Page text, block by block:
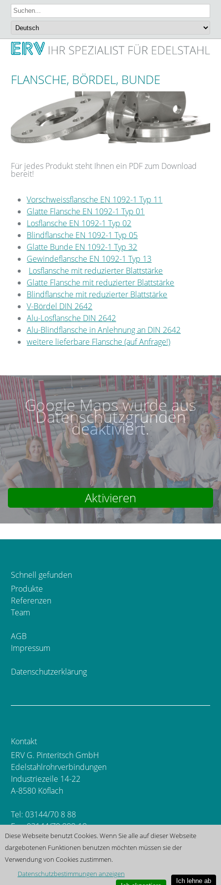
FLANSCHE, BÖRDEL, BUNDE
Für jedes Produkt steht Ihnen ein PDF zum Download
bereit!
Vorschweissflansche EN 1092-1 Typ 11
Glatte Flansche EN 1092-1 Typ 01
Losflansche EN 1092-1 Typ 02
Blindflansche EN 1092-1 Typ 05
Glatte Bunde EN 1092-1 Typ 32
Gewindeflansche EN 1092-1 Typ 13
Losflansche mit reduzierter Blattstärke
Glatte Flansche mit reduzierter Blattstärke
Blindflansche mit reduzierter Blattstärke
V-Bördel DIN 2642
Alu-Losflansche DIN 2642
Alu-Blindflansche in Anlehnung an DIN 2642
weitere lieferbare Flansche (auf Anfrage!)
Google Maps wurde aus
Datenschutzgründen
deaktiviert.
Aktivieren
Schnell gefunden
Produkte
Referenzen
Team
AGB
Impressum
Datenschutzerklärung
Kontakt
ERV G. Pinteritsch GmbH
Edelstahlrohrverbindungen
Industriezeile 14-22
A-8580 Köflach
Tel: 03144/70 8 88
Fax: 03144/70 888-18
Mail:office@erv-gmbh.at
Diese Webseite benutzt Cookies. Wenn Sie alle auf dieser Webseite
dargebotenen Funktionen benutzen möchten müssen sie der
Verwendung von Cookies zustimmen.
Datenschutzbestimmungen anzeigen
Ich lehne ab